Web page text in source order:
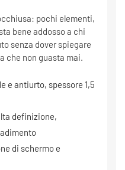
pochi elementi,
bene addosso a chi
senza dover spiegare
che non guasta mai.
e antiurto, spessore 1,5
definizione,
di schermo e